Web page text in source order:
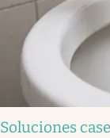
Soluciones